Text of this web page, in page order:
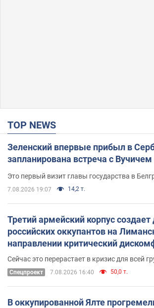
TOP NEWS
Зеленский впервые прибыл в
запланирована встреча с Вучичем
Это первый визит главы государства в
7.08.2026 19:07 14,2 т.
Третий армейский корпус создает
российских оккупантов на
направлении критический
удалось
Сейчас это перерастает в кризис для всей
Спецпроект 7.08.2026 16:40 50,0 т.
В оккупированной Ялте